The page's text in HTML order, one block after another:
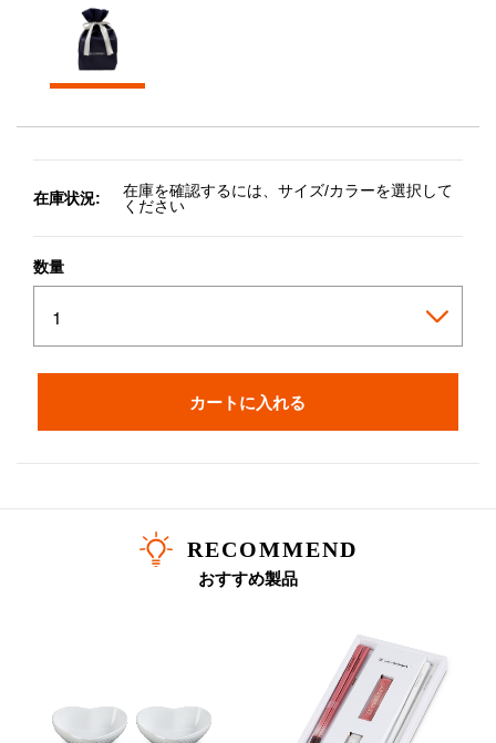
在庫状況:
在庫を確認するには、サイズ/カラーを選択して
ください
数量
カートに入れる
RECOMMEND
おすすめ製品